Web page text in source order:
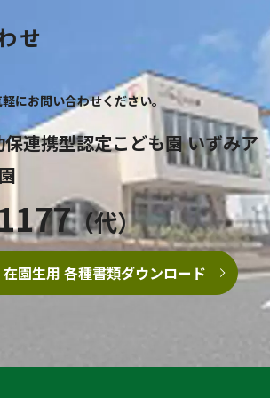
せ
軽にお問い合わせください。
連携型認定こども園いずみア
（代）
在園生用 各種書類ダウンロード